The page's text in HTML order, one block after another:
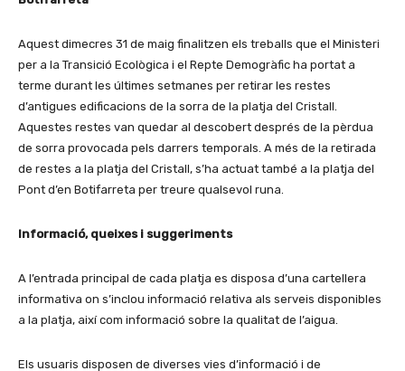
Aquest dimecres 31 de maig finalitzen els treballs que el Ministeri
per a la Transició Ecològica i el Repte Demogràfic ha portat a
terme durant les últimes setmanes per retirar les restes
d’antigues edificacions de la sorra de la platja del Cristall.
Aquestes restes van quedar al descobert després de la pèrdua
de sorra provocada pels darrers temporals. A més de la retirada
de restes a la platja del Cristall, s’ha actuat també a la platja del
Pont d’en Botifarreta per treure qualsevol runa.
Informació, queixes i suggeriments
A l’entrada principal de cada platja es disposa d’una cartellera
informativa on s’inclou informació relativa als serveis disponibles
a la platja, així com informació sobre la qualitat de l’aigua.
Els usuaris disposen de diverses vies d’informació i de